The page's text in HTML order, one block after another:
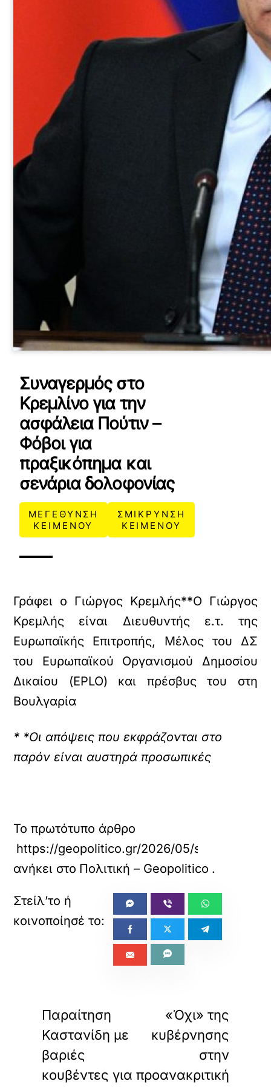
Συναγερμός στο
Κρεμλίνο για την
ασφάλεια Πούτιν –
Φόβοι για
πραξικόπημα και
σενάρια δολοφονίας
ΜΕΓΕΘΥΝΣΗ
ΚΕΙΜΕΝΟΥ
ΣΜΙΚΡΥΝΣΗ
ΚΕΙΜΕΝΟΥ
Γράφει ο Γιώργος Κρεμλής**O Γιώργος
Κρεμλής είναι Διευθυντής ε.τ. της
Ευρωπαϊκής Επιτροπής, Μέλος του ΔΣ
του Ευρωπαϊκού Οργανισμού Δημοσίου
Δικαίου (EPLO) και πρέσβυς του στη
Βουλγαρία
* *Οι απόψεις που εκφράζονται στο
παρόν είναι αυστηρά προσωπικές
Το πρωτότυπο άρθρο
https://geopolitico.gr/2026/05/
ανήκει στο Πολιτική – Geopolitico .
Παραίτηση
Καστανίδη με
βαριές
κουβέντες για
«Όχι» της
κυβέρνησης
στην
προανακριτική